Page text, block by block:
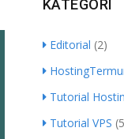
KATEGORI
Editorial (2)
Tutorial
Tutorial VPS